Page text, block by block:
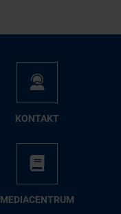
KON­TAKT
ME­DIA­CEN­TRUM